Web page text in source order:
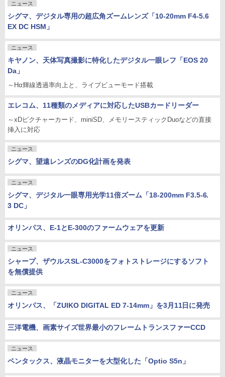
ニュース
シグマ、デジタル専用の超広角ズームレンズ「10-20mm F4-5.6
EX DC HSM」
ニュース
キヤノン、天体写真撮影に特化したデジタル一眼レフ「EOS 20
Da」
～Hα輝線透過率向上と、ライブビューモード搭載
エレコム、11種類のメディアに対応したUSBカードリーダー
～xDピクチャーカード、miniSD、メモリースティックDuoなどの直接
挿入に対応
ニュース
シグマ、望遠レンズのDG化計画を発表
ニュース
シグマ、デジタル一眼専用光学11倍ズーム「18-200mm F3.5-6.
3 DC」
オリンパス、E-1とE-300のファームウェアを更新
ニュース
シャープ、ザウルスSL-C3000をフォトストレージにするソフト
を無償提供
ニュース
オリンパス、「ZUIKO DIGITAL ED 7-14mm」を3月11日に発売
三洋電機、画素サイズ世界最小のフレームトランスファーCCD
ニュース
ペンタックス、液晶モニターを大型化した「Optio S5n」